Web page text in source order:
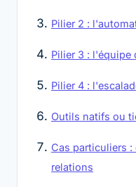
Pilier 2 :
Pilier 3 : l'équipe
Pilier 4 :
Outils natifs ou
Cas particuliers
relations